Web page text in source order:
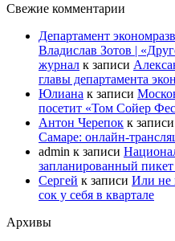
Свежие комментарии
Департамент
Владислав Зотов |
журнал к записи
главы департамента
Юлиана к записи
посетит «Том Сойер
Антон Черепок к записи
Самаре: онлайн-
admin к записи
запланированный
Сергей к записи Или не
сок у себя в квартале
Архивы